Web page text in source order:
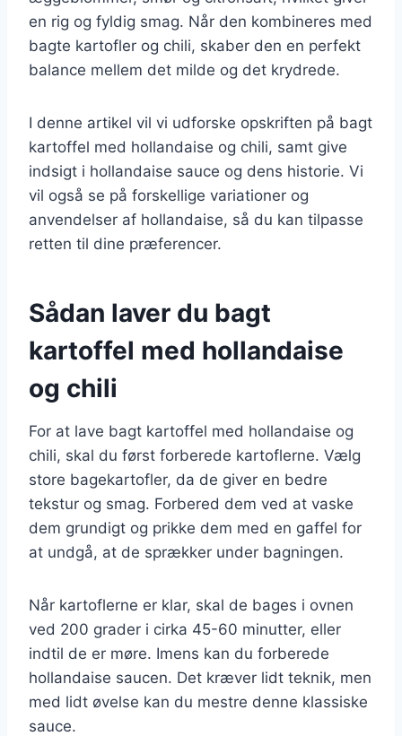
en rig og fyldig smag. Når den kombineres med
bagte kartofler og chili, skaber den en perfekt
balance mellem det milde og det krydrede.
I denne artikel vil vi udforske opskriften på bagt
kartoffel med hollandaise og chili, samt give
indsigt i hollandaise sauce og dens historie. Vi
vil også se på forskellige variationer og
anvendelser af hollandaise, så du kan tilpasse
retten til dine præferencer.
Sådan laver du bagt
kartoffel med hollandaise
og chili
For at lave bagt kartoffel med hollandaise og
chili, skal du først forberede kartoflerne. Vælg
store bagekartofler, da de giver en bedre
tekstur og smag. Forbered dem ved at vaske
dem grundigt og prikke dem med en gaffel for
at undgå, at de sprækker under bagningen.
Når kartoflerne er klar, skal de bages i ovnen
ved 200 grader i cirka 45-60 minutter, eller
indtil de er møre. Imens kan du forberede
hollandaise saucen. Det kræver lidt teknik, men
med lidt øvelse kan du mestre denne klassiske
sauce.